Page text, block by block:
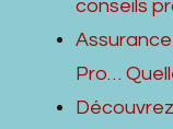
conseils
Pro…